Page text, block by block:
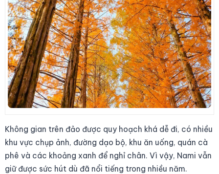
Không gian trên đảo được quy hoạch khá dễ đi, có nhiều
khu vực chụp ảnh, đường dạo bộ, khu ăn uống, quán cà
phê và các khoảng xanh để nghỉ chân. Vì vậy, Nami vẫn
giữ được sức hút dù đã nổi tiếng trong nhiều năm.